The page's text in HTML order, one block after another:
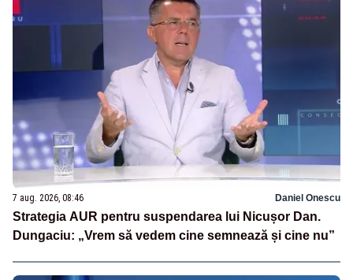
7 aug. 2026, 08:46 Daniel Onescu
Strategia AUR pentru suspendarea lui Nicușor Dan.
Dungaciu: „Vrem să vedem cine semnează și cine nu”